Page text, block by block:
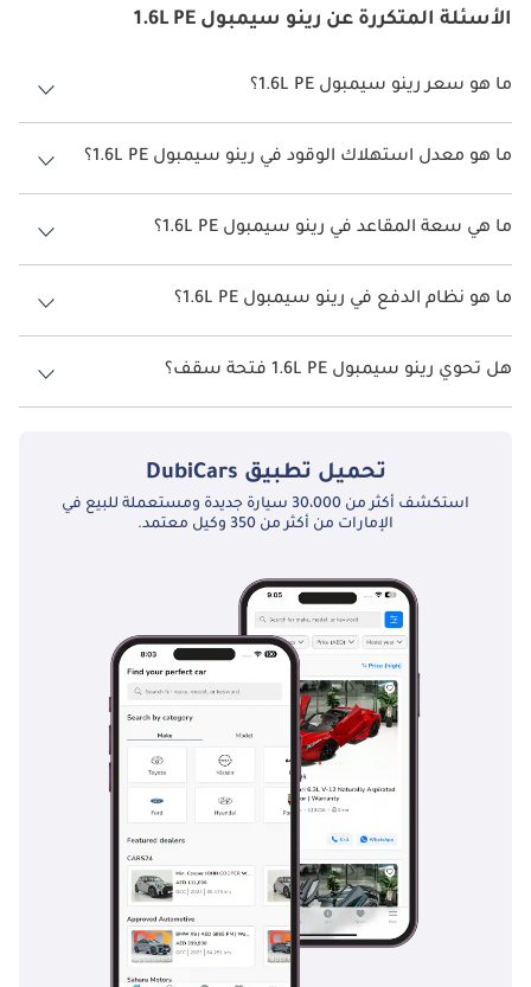
الأسئلة المتكررة عن رينو سيمبول 1.6L PE
ما هو سعر رينو سيمبول 1.6L PE؟
سعر رينو سيمبول 1.6L PE هو درهم 41,250.
ما هو معدل استهلاك الوقود في رينو سيمبول 1.6L PE؟
يبلغ معدل استهلاك الوقود المقترح من الشركة المصنعة لسيارة رينو
سيمبول 2026 من 15.6 كم/ليتر.
ما هي سعة المقاعد في رينو سيمبول 1.6L PE؟
تتسع رينو سيمبول 1.6L PE لأ 5 أشخاص.
ما هو نظام الدفع في رينو سيمبول 1.6L PE؟
نظام الدفع في رينو سيمبول Front Wheel Drive 1.6L PE.
هل تحوي رينو سيمبول 1.6L PE فتحة سقف؟
نعم توفر رينو سيمبول 1.6L PE فتحة السقف كخيار.
تحميل تطبيق DubiCars
استكشف أكثر من 30،000 سيارة جديدة ومستعملة للبيع في
الإمارات من أكثر من 350 وكيل معتمد.